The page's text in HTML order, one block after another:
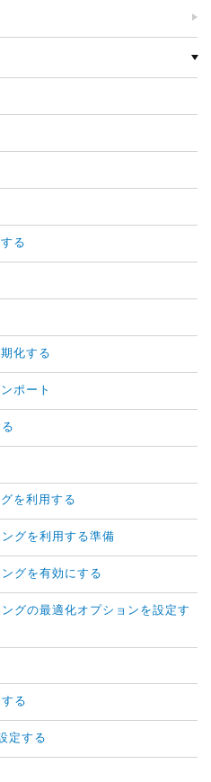
る
化する
ポート
を利用する
グを利用する準備
グを有効にする
グの最適化オプションを設定す
る
定する